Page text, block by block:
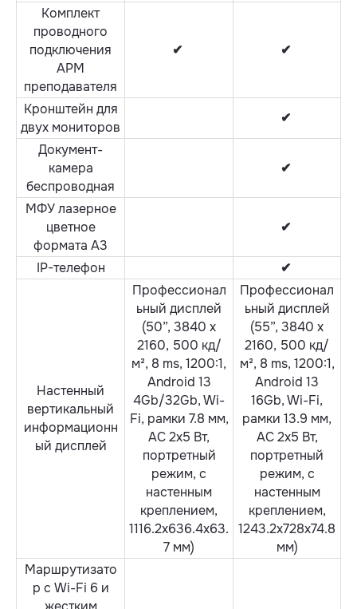
Связаться
Комплект
проводного
подключения
АРМ
преподавателя
✔ ✔
Кронштейн для
двух мониторов
✔
Документ-
камера
беспроводная
✔
МФУ лазерное
цветное
формата А3
✔
IP-телефон ✔
Настенный
вертикальный
информационн
ый дисплей
Профессионал
ьный дисплей
(50”, 3840 х
2160, 500 кд/
м², 8 ms, 1200:1,
Android 13
4Gb/32Gb, Wi-
Fi, рамки 7.8 мм,
АС 2х5 Вт,
портретный
режим, с
настенным
креплением,
1116.2х636.4х63.
7 мм)
Профессионал
ьный дисплей
(55”, 3840 х
2160, 500 кд/
м², 8 ms, 1200:1,
Android 13
16Gb, Wi-Fi,
рамки 13.9 мм,
АС 2х5 Вт,
портретный
режим, с
настенным
креплением,
1243.2х728х74.8
мм)
Маршрутизато
р с Wi-Fi 6 и